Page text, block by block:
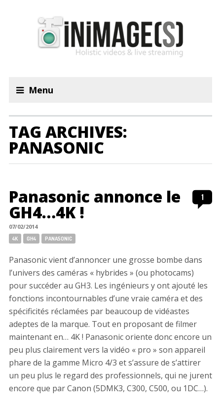
Menu
TAG ARCHIVES:
PANASONIC
Panasonic annonce le
GH4…4K !
1
07/02/2014
Tags:
4K GH4 PANASONIC
Panasonic vient d’annoncer une grosse bombe dans
l’univers des caméras « hybrides » (ou photocams)
pour succéder au GH3. Les ingénieurs y ont ajouté les
fonctions incontournables d’une vraie caméra et des
spécificités réclamées par beaucoup de vidéastes
adeptes de la marque. Tout en proposant de filmer
maintenant en… 4K ! Panasonic oriente donc encore un
peu plus clairement vers la vidéo « pro » son appareil
phare de la gamme Micro 4/3 et s’assure de s’attirer
un peu plus le regard des professionnels, qui ne jurent
encore que par Canon (5DMK3, C300, C500, ou 1DC…).